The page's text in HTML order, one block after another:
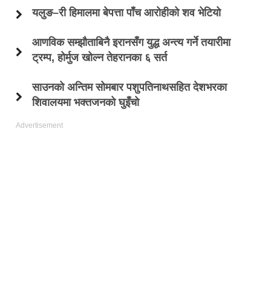
यलुङ–री हिमालमा बेपत्ता पाँच आरोहीको शव भेटियो
आणविक सम्झौताबिनै इरानसँग युद्ध अन्त्य गर्ने तयारीमा
ट्रम्प, होर्मुज खोल्न तेहरानका ६ सर्त
साउनको अन्तिम सोमबार पशुपतिनाथसहित देशभरका
शिवालयमा भक्तजनको घुइँचो